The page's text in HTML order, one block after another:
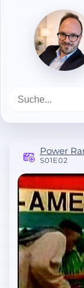
Power
S01E02